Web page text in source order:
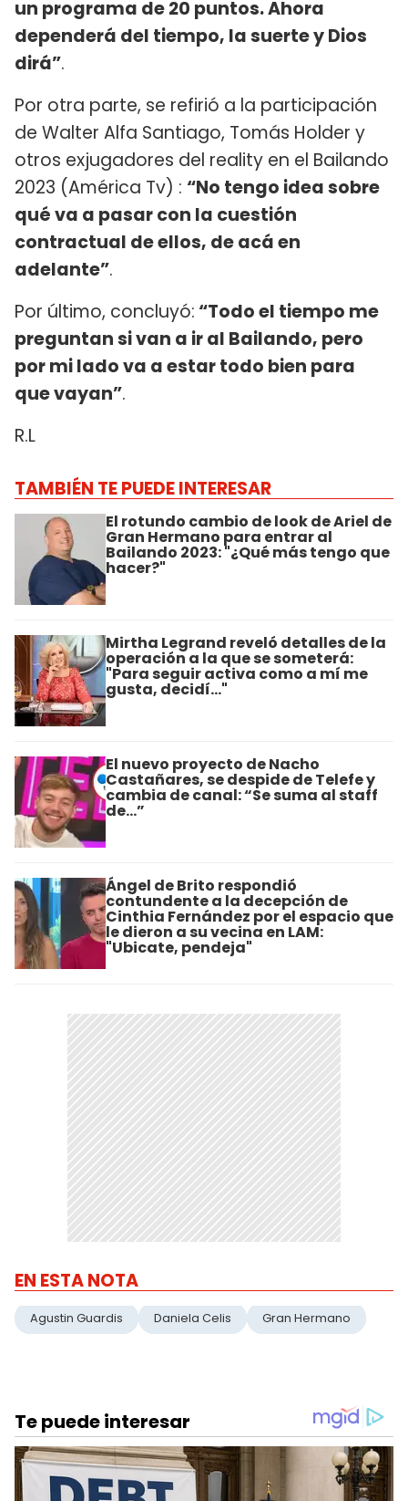
un programa de 20 puntos. Ahora
dependerá del tiempo, la suerte y Dios
dirá”.
Por otra parte, se refirió a la participación
de Walter Alfa Santiago, Tomás Holder y
otros exjugadores del reality en el Bailando
2023 (América Tv) : “No tengo idea sobre
qué va a pasar con la cuestión
contractual de ellos, de acá en
adelante”.
Por último, concluyó: “Todo el tiempo me
preguntan si van a ir al Bailando, pero
por mi lado va a estar todo bien para
que vayan”.
R.L
TAMBIÉN TE PUEDE INTERESAR
El rotundo cambio de look de Ariel de
Gran Hermano para entrar al
Bailando 2023: "¿Qué más tengo que
hacer?"
Mirtha Legrand reveló detalles de la
operación a la que se someterá:
"Para seguir activa como a mí me
gusta, decidí..."
El nuevo proyecto de Nacho
Castañares, se despide de Telefe y
cambia de canal: “Se suma al staff
de...”
Ángel de Brito respondió
contundente a la decepción de
Cinthia Fernández por el espacio que
le dieron a su vecina en LAM:
"Ubicate, pendeja"
EN ESTA NOTA
Agustin Guardis Daniela Celis Gran Hermano